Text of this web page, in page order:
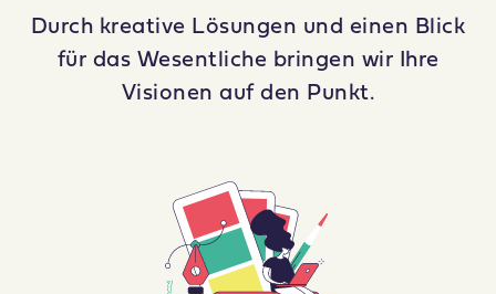
Durch kreative Lösungen und einen Blick
für das Wesentliche bringen wir Ihre
Visionen auf den Punkt.